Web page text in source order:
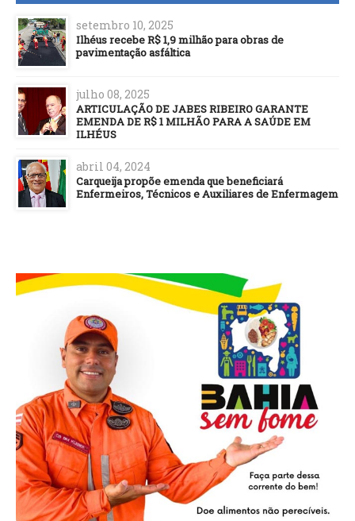
setembro 10, 2025
Ilhéus recebe R$ 1,9 milhão para obras de
pavimentação asfáltica
julho 08, 2025
ARTICULAÇÃO DE JABES RIBEIRO GARANTE
EMENDA DE R$ 1 MILHÃO PARA A SAÚDE EM
ILHÉUS
abril 04, 2024
Carqueija propõe emenda que beneficiará
Enfermeiros, Técnicos e Auxiliares de Enfermagem